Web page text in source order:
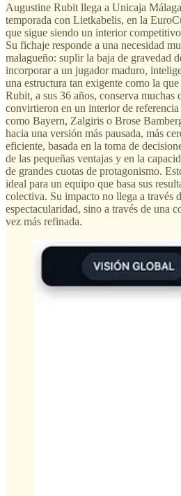
Augustine Rubit llega a Unicaja
temporada con Lietkabelis, en la
que sigue siendo un interior
Su fichaje responde a una necesidad
malagueño: suplir la baja de gravedad
incorporar a un jugador maduro,
una estructura tan exigente como la
Rubit, a sus 36 años, conserva muchas
convirtieron en un interior de
como Bayern, Zalgiris o Brose
hacia una versión más pausada, más
eficiente, basada en la toma de
de las pequeñas ventajas y en la
de grandes cuotas de protagonismo.
ideal para un equipo que basa sus
colectiva. Su impacto no llega a través
espectacularidad, sino a través de una
vez más refinada.